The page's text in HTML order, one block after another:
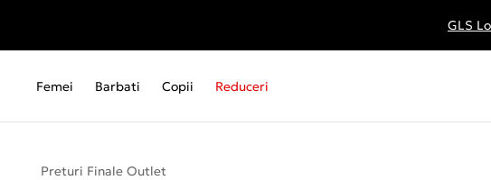
GLS
Femei Barbati Copii Reduceri
Preturi Finale Outlet